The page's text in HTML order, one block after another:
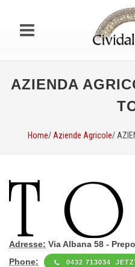
AZIENDA
Home/ Aziende Agricole/
Adresse: Via Albana 58 -
Phone:
0432 713034